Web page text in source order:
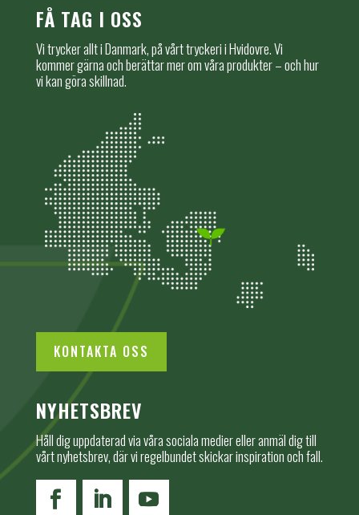
FÅ TAG I OSS
Vi trycker allt i Danmark, på vårt tryckeri i Hvidovre. Vi
kommer gärna och berättar mer om våra produkter – och hur
vi kan göra skillnad.
KONTAKTA OSS
NYHETSBREV
Håll dig uppdaterad via våra sociala medier eller anmäl dig till
vårt nyhetsbrev, där vi regelbundet skickar inspiration och fall.